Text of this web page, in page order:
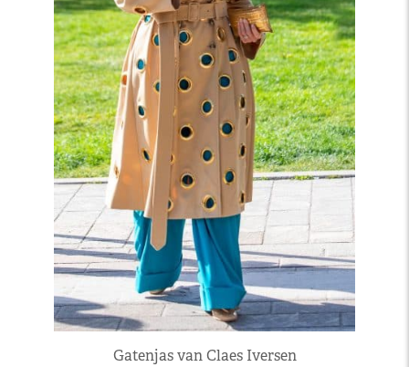
Gatenjas van Claes Iversen